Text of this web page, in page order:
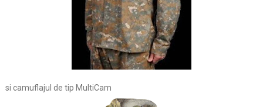
si camuflajul de tip MultiCam